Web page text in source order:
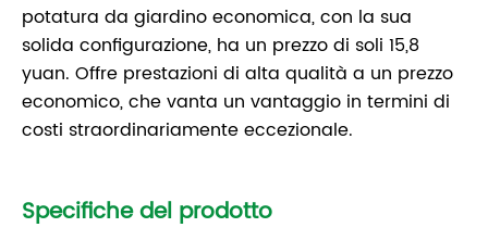
potatura da giardino economica, con la sua
solida configurazione, ha un prezzo di soli 15,8
yuan. Offre prestazioni di alta qualità a un prezzo
economico, che vanta un vantaggio in termini di
costi straordinariamente eccezionale.
Specifiche del prodotto